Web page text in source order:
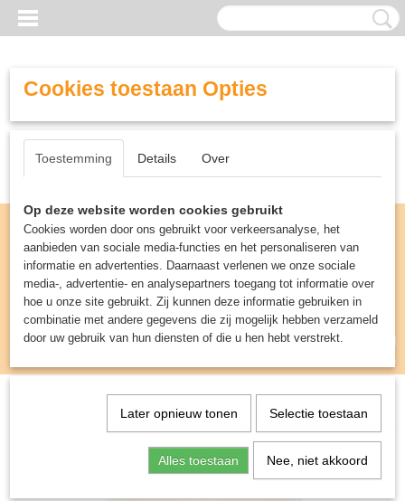
Inloggen Registreren
UW WINKELWAGEN
(0)
Miniature Gaming>Layer: Yriel Yellow (12ml)
Cookies toestaan Opties
Toestemming Details Over
Op deze website worden cookies gebruikt
Cookies worden door ons gebruikt voor verkeersanalyse, het
aanbieden van sociale media-functies en het personaliseren van
informatie en advertenties. Daarnaast verlenen we onze sociale
media-, advertentie- en analysepartners toegang tot informatie over
hoe u onze site gebruikt. Zij kunnen deze informatie gebruiken in
combinatie met andere gegevens die zij mogelijk hebben verzameld
door uw gebruik van hun diensten of die u hen hebt verstrekt.
Later opnieuw tonen Selectie toestaan
Alles toestaan Nee, niet akkoord